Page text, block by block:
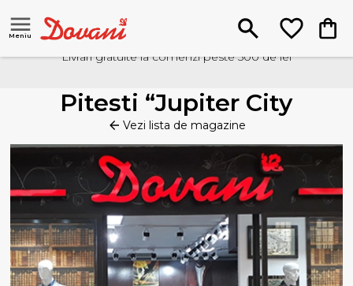
Meniu
Livrari gratuite la comenzi peste 500 de lei
Pitesti “Jupiter City
Vezi lista de magazine